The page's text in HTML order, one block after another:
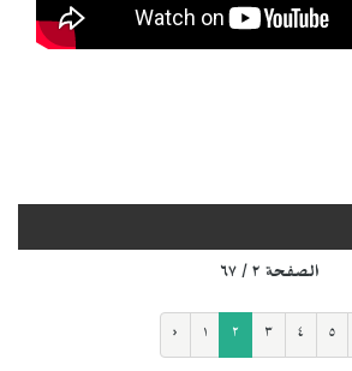
الصفحة ٢ / ٦٧
‹ ١ ٢ ٣ ٤ ٥